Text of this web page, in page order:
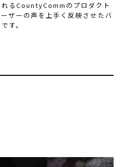
るCountyCommのプロダクト
ザーの声を上手く反映させたバ
す。